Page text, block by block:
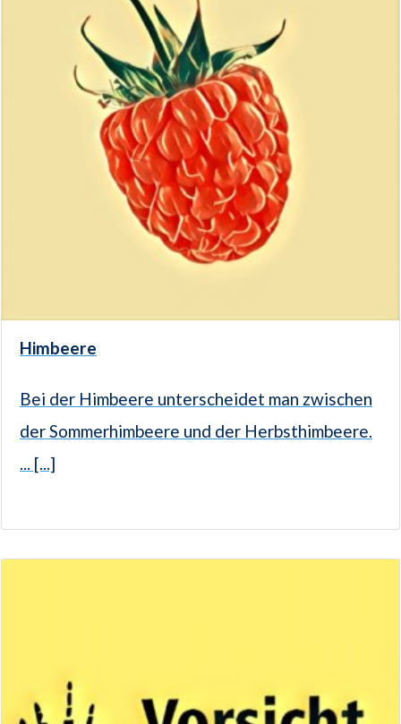
Himbeere
Bei der Himbeere unterscheidet man zwischen
der Sommerhimbeere und der Herbsthimbeere.
... [...]